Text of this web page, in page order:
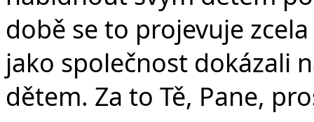
době se to projevuje
jako společnost dokázali
dětem. Za to Tě, Pane,